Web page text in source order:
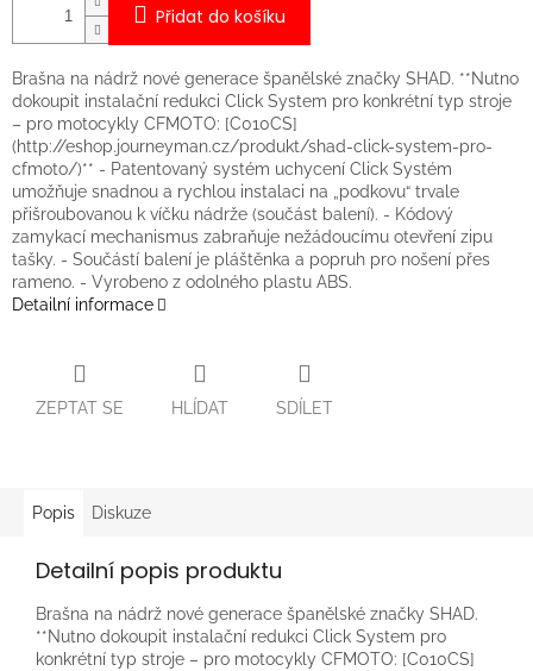
Přidat do košíku
Brašna na nádrž nové generace španělské značky SHAD. **Nutno
dokoupit instalační redukci Click System pro konkrétní typ stroje
– pro motocykly CFMOTO: [C010CS]
(http://eshop.journeyman.cz/produkt/shad-click-system-pro-
cfmoto/)** - Patentovaný systém uchycení Click Systém
umožňuje snadnou a rychlou instalaci na „podkovu“ trvale
přišroubovanou k víčku nádrže (součást balení). - Kódový
zamykací mechanismus zabraňuje nežádoucímu otevření zipu
tašky. - Součástí balení je pláštěnka a popruh pro nošení přes
rameno. - Vyrobeno z odolného plastu ABS.
Detailní informace
ZEPTAT SE HLÍDAT SDÍLET
Popis Diskuze
Detailní popis produktu
Brašna na nádrž nové generace španělské značky SHAD.
**Nutno dokoupit instalační redukci Click System pro
konkrétní typ stroje – pro motocykly CFMOTO: [C010CS]